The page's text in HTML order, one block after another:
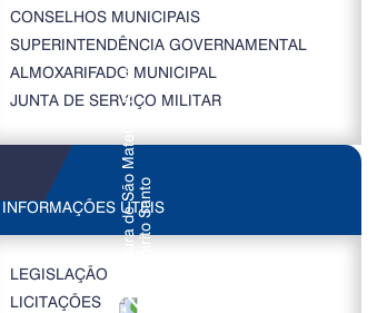
CONSELHOS MUNICIPAIS
SUPERINTENDÊNCIA GOVERNAMENTAL
ALMOXARIFADO MUNICIPAL
JUNTA DE SERVIÇO MILITAR
INFORMAÇÕES ÚTEIS
LEGISLAÇÃO
LICITAÇÕES